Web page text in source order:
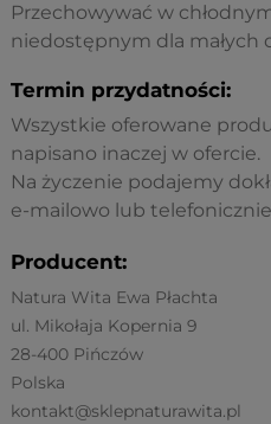
Przechowywać w
niedostępnym dla małych
Termin przydatności:
Wszystkie oferowane
napisano inaczej w ofercie.
Na życzenie podajemy
e-mailowo lub
Producent:
Natura Wita Ewa Płachta
ul. Mikołaja Kopernia 9
28-400 Pińczów
Polska
kontakt@sklepnaturawita.pl